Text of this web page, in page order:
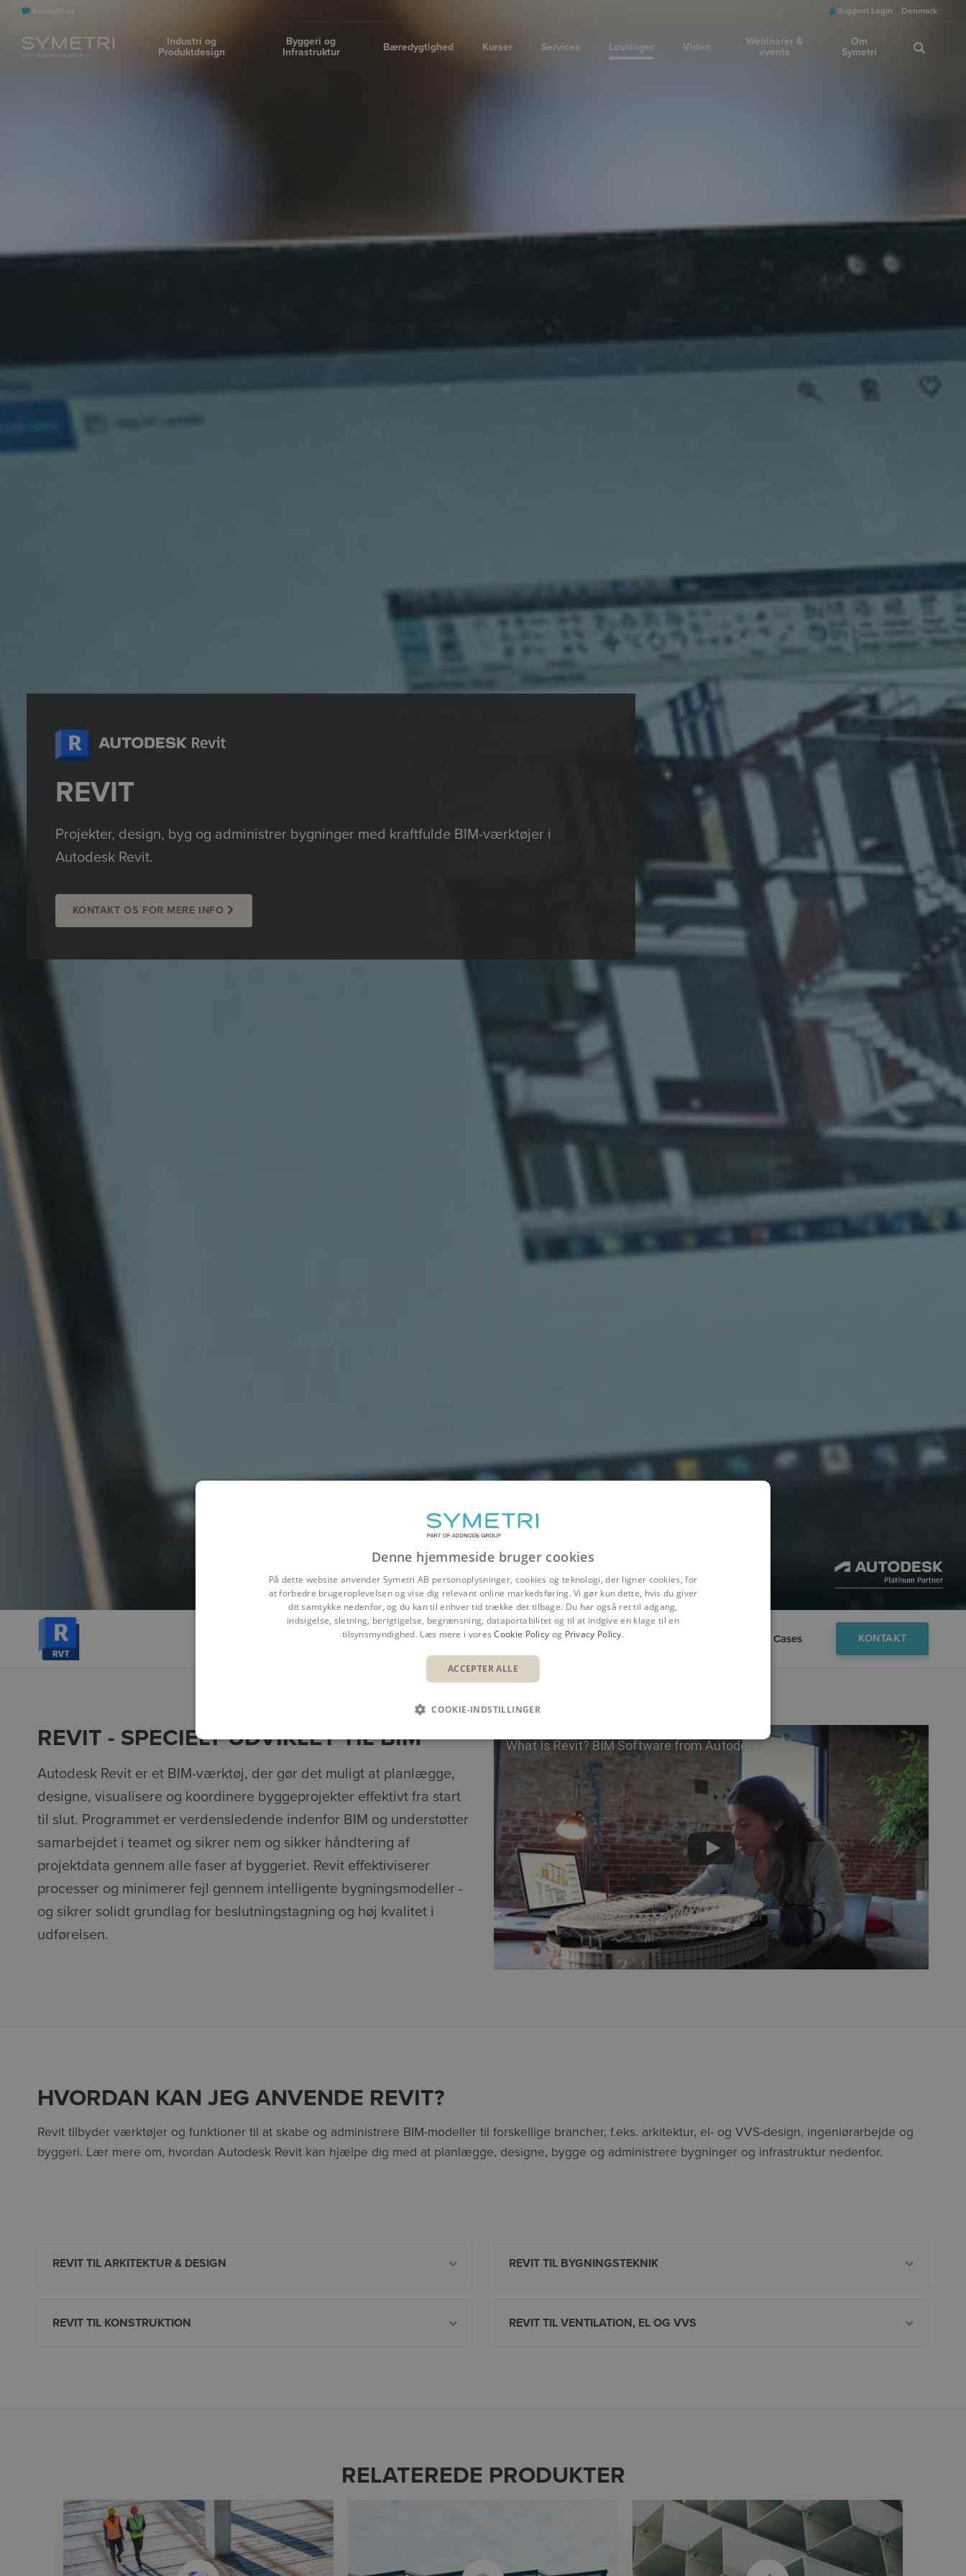
Kontakt os Support Login Denmark
Industri og
Produktdesign
Byggeri og
Infrastruktur
Bæredygtighed Kurser Services Løsninger Viden
Webinarer &
events
Om
Symetri
REVIT
Projekter, design, byg og administrer bygninger med kraftfulde BIM-værktøjer i
Autodesk Revit.
KONTAKT OS FOR MERE INFO
Overblik Fordele Funktioner Cases KONTAKT
REVIT - SPECIELT UDVIKLET TIL BIM
Autodesk Revit er et BIM-værktøj, der gør det muligt at planlægge,
designe, visualisere og koordinere byggeprojekter effektivt fra start
til slut. Programmet er verdensledende indenfor BIM og understøtter
samarbejdet i teamet og sikrer nem og sikker håndtering af
projektdata gennem alle faser af byggeriet. Revit effektiviserer
processer og minimerer fejl gennem intelligente bygningsmodeller -
og sikrer solidt grundlag for beslutningstagning og høj kvalitet i
udførelsen.
What Is Revit? BIM Software from Autodesk
HVORDAN KAN JEG ANVENDE REVIT?
Revit tilbyder værktøjer og funktioner til at skabe og administrere BIM-modeller til forskellige brancher, f.eks. arkitektur, el- og VVS-design, ingeniørarbejde og
byggeri. Lær mere om, hvordan Autodesk Revit kan hjælpe dig med at planlægge, designe, bygge og administrere bygninger og infrastruktur nedenfor.
REVIT TIL ARKITEKTUR & DESIGN
REVIT TIL KONSTRUKTION
REVIT TIL BYGNINGSTEKNIK
REVIT TIL VENTILATION, EL OG VVS
RELATEREDE PRODUKTER
Denne hjemmeside bruger cookies
På dette website anvender Symetri AB personoplysninger, cookies og teknologi, der ligner cookies, for
at forbedre brugeroplevelsen og vise dig relevant online markedsføring. Vi gør kun dette, hvis du giver
dit samtykke nedenfor, og du kan til enhver tid trække det tilbage. Du har også ret til adgang,
indsigelse, sletning, berigtigelse, begrænsning, dataportabilitet og til at indgive en klage til en
tilsynsmyndighed. Læs mere i voresCookie Policy og Privacy Policy.
ACCEPTER ALLE
COOKIE-INDSTILLINGER